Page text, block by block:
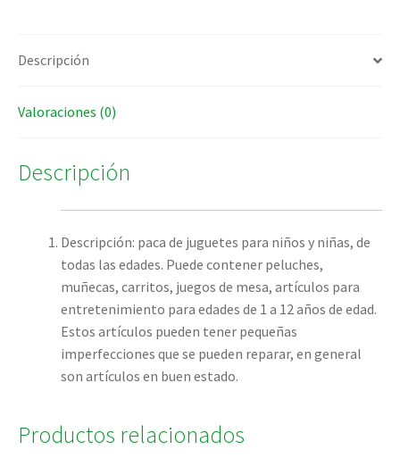
Descripción
Valoraciones (0)
Descripción
Descripción: paca de juguetes para niños y niñas, de
todas las edades. Puede contener peluches,
muñecas, carritos, juegos de mesa, artículos para
entretenimiento para edades de 1 a 12 años de edad.
Estos artículos pueden tener pequeñas
imperfecciones que se pueden reparar, en general
son artículos en buen estado.
Productos relacionados